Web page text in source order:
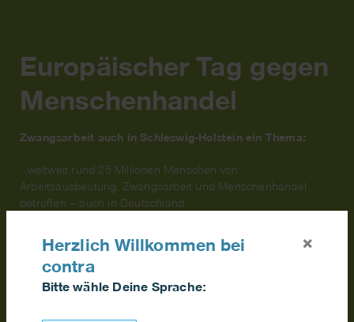
Europäischer Tag gegen
Menschenhandel
Zwangsarbeit auch in Schleswig-Holstein ein Thema:
...weltweit rund 25 Millionen Menschen von
Arbeitsausbeutung, Zwangsarbeit und Menschenhandel
betroffen – auch in Deutschland.
UNTERSTÜTZEN SIE UNS
Herzlich Willkommen bei
contra
Bitte wähle Deine Sprache:
×